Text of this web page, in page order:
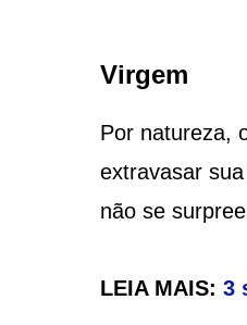
Virgem
Por natureza,
extravasar
não se
LEIA MAIS: 3